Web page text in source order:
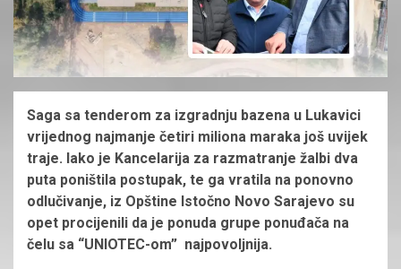
Saga sa tenderom za izgradnju bazena u Lukavici
vrijednog najmanje četiri miliona maraka još uvijek
traje. Iako je Kancelarija za razmatranje žalbi dva
puta poništila postupak, te ga vratila na ponovno
odlučivanje, iz Opštine Istočno Novo Sarajevo su
opet procijenili da je ponuda grupe ponuđača na
čelu sa “UNIOTEC-om” najpovoljnija.